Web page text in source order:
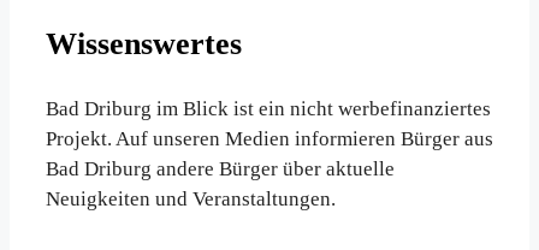
Wissenswertes
Bad Driburg im Blick ist ein nicht werbefinanziertes
Projekt. Auf unseren Medien informieren Bürger aus
Bad Driburg andere Bürger über aktuelle
Neuigkeiten und Veranstaltungen.